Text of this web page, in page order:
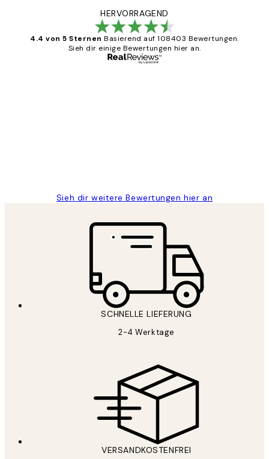
HERVORRAGEND
4.4 von 5 Sternen Basierend auf 108403 Bewertungen.
Sieh dir einige Bewertungen hier an.
Sieh dir weitere Bewertungen hier an
SCHNELLE LIEFERUNG
2-4 Werktage
VERSANDKOSTENFREI